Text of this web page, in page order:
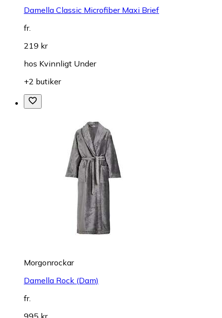
Damella Classic Microfiber Maxi Brief
fr.
219 kr
hos Kvinnligt Under
+2 butiker
Morgonrockar
Damella Rock (Dam)
fr.